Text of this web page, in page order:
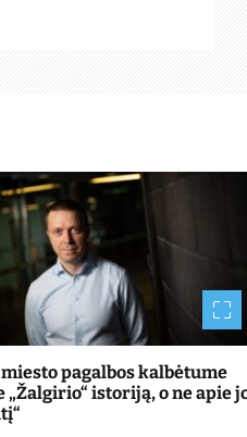
miesto pagalbos kalbėtume
„Žalgirio“ istoriją, o ne apie